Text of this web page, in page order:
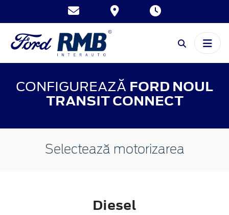
CONFIGUREAZĂ FORD NOUL
TRANSIT CONNECT
Selectează motorizarea
Diesel